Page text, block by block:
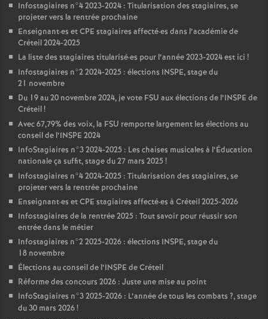
Infostagiaires n°4 2023-2024 : Titularisation des stagiaires, se
projeter vers la rentrée prochaine
Enseignant·es etCPE stagiaires affecté·es dans l’académie de
Créteil 2024-2025
La liste des stagiaires titularisé·es pour l’année 2023-2024 est ici !
Infostagiaires n°2 2024-2025 : élections INSPE, stage du
21 novembre
Du 19 au 20 novembre 2024, je vote FSU aux élections de l’INSPE de
Créteil!
Avec 67,79% des voix, la FSU remporte largement les élections au
conseil de l’INSPE 2024
InfoStagiaires n°3 2024-2025 : Les chaises musicales à l’Éducation
nationale ça suffit, stage du 27 mars 2025!
Infostagiaires n°4 2024-2025 : Titularisation des stagiaires, se
projeter vers la rentrée prochaine
Enseignant·es etCPE stagiaires affecté·es à Créteil 2025-2026
Infostagiaires de la rentrée 2025 : Tout savoir pour réussir son
entrée dans le métier
Infostagiaires n°2 2025-2026 : élections INSPE, stage du
18 novembre
Élections au conseil de l’INSPE de Créteil
Réforme des concours 2026 : Juste une mise au point
InfoStagiaires n°3 2025-2026 : L’année de tous les combats ?, stage
du 30 mars 2026!